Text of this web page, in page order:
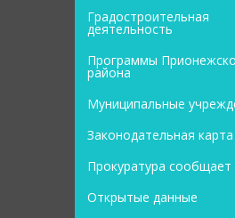
Градостроительная
деятельность
Программы
района
Муниципальные
Законодательная карта
Прокуратура сообщает
Открытые данные